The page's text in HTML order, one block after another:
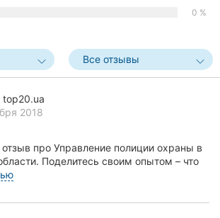
0 %
Все отзывы
2018
про Управление полиции охраны в
Поделитесь своим опытом – что
что нет! Это поможет д...